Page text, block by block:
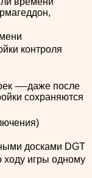
контроля
-—даже после
сохраняются
досками DGT
ходу игры одному